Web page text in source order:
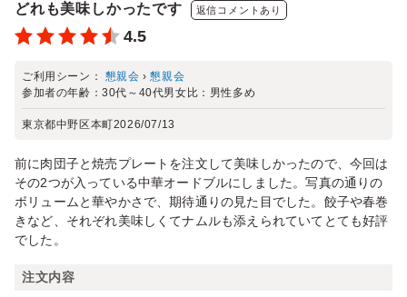
どれも美味しかったです 返信コメントあり
4.5
ご利用シーン： 懇親会 ›懇親会
参加者の年齢：30代～40代男女比： 男性多め
東京都中野区本町2026/07/13
前に肉団子と焼売プレートを注文して美味しかったので、今回は
その2つが入っている中華オードブルにしました。写真の通りの
ボリュームと華やかさで、期待通りの見た目でした。餃子や春巻
きなど、それぞれ美味しくてナムルも添えられていてとても好評
でした。
注文内容